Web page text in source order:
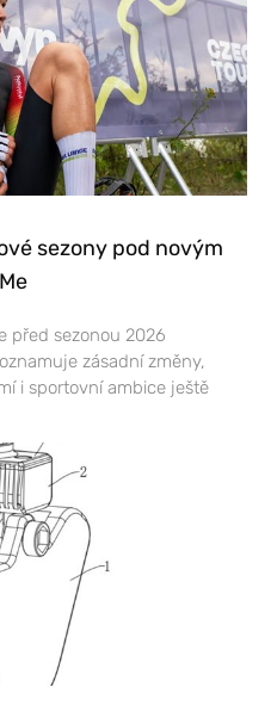
sezony pod novým
před sezonou 2026
zásadní změny,
i sportovní ambice ještě